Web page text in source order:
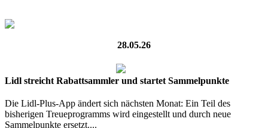
28.05.26
Lidl streicht Rabattsammler und startet Sammelpunkte
Die Lidl-Plus-App ändert sich nächsten Monat: Ein Teil des
bisherigen Treueprogramms wird eingestellt und durch neue
Sammelpunkte ersetzt....